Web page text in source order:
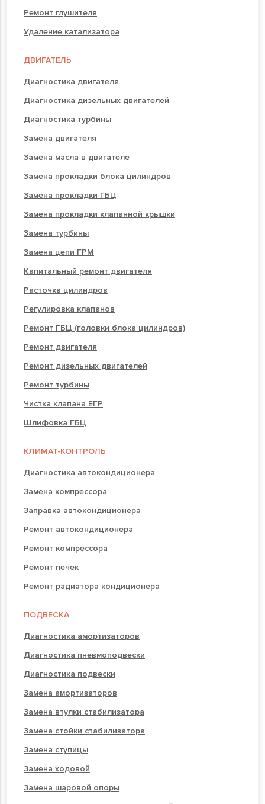
Ремонт глушителя
Удаление катализатора
ДВИГАТЕЛЬ
Диагностика двигателя
Диагностика дизельных двигателей
Диагностика турбины
Замена двигателя
Замена масла в двигателе
Замена прокладки блока цилиндров
Замена прокладки ГБЦ
Замена прокладки клапанной крышки
Замена турбины
Замена цепи ГРМ
Капитальный ремонт двигателя
Расточка цилиндров
Регулировка клапанов
Ремонт ГБЦ (головки блока цилиндров)
Ремонт двигателя
Ремонт дизельных двигателей
Ремонт турбины
Чистка клапана ЕГР
Шлифовка ГБЦ
КЛИМАТ-КОНТРОЛЬ
Диагностика автокондиционера
Замена компрессора
Заправка автокондиционера
Ремонт автокондиционера
Ремонт компрессора
Ремонт печек
Ремонт радиатора кондиционера
ПОДВЕСКА
Диагностика амортизаторов
Диагностика пневмоподвески
Диагностика подвески
Замена амортизаторов
Замена втулки стабилизатора
Замена стойки стабилизатора
Замена ступицы
Замена ходовой
Замена шаровой опоры